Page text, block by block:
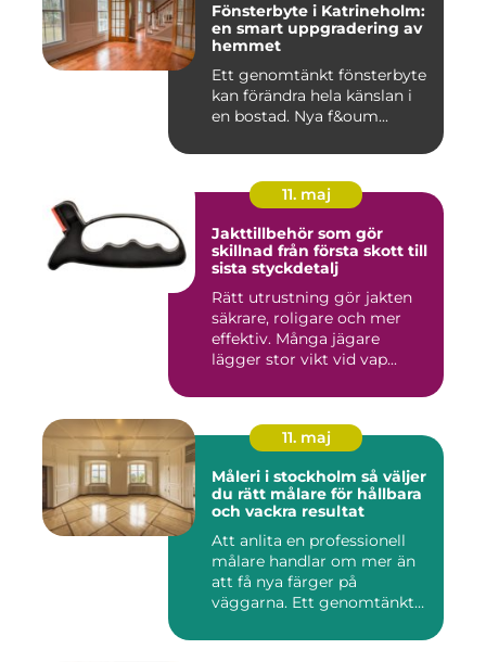
Fönsterbyte i Katrineholm:
en smart uppgradering av
hemmet
Ett genomtänkt fönsterbyte
kan förändra hela känslan i
en bostad. Nya f&oum...
11. maj
Jakttillbehör som gör
skillnad från första skott till
sista styckdetalj
Rätt utrustning gör jakten
säkrare, roligare och mer
effektiv. Många jägare
lägger stor vikt vid vap...
11. maj
Måleri i stockholm så väljer
du rätt målare för hållbara
och vackra resultat
Att anlita en professionell
målare handlar om mer än
att få nya färger på
väggarna. Ett genomtänkt